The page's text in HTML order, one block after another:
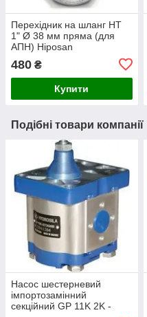
Перехідник на шланг НТ
1" Ø 38 мм пряма (для
АПН) Hiposan
480 ₴
Купити
Подібні товари компанії
Насос шестерневий
імпортозамінний
секційний GP 11K 2K -